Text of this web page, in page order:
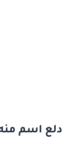
دلع اسم